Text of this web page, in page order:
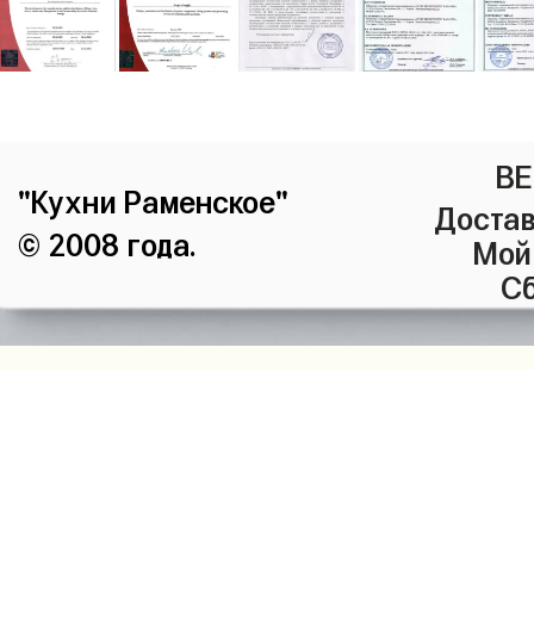
"Кухни Раменское"
© 2008 года.